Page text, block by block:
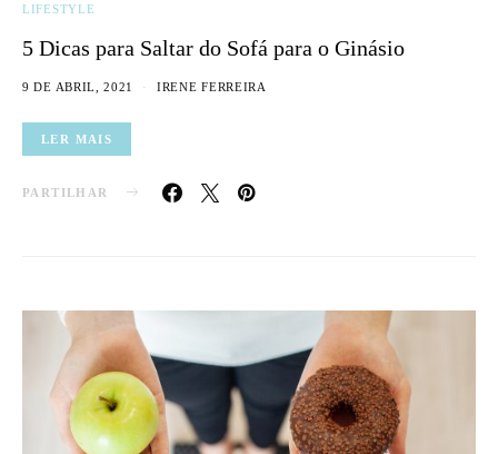
LIFESTYLE
5 Dicas para Saltar do Sofá para o Ginásio
9 DE ABRIL, 2021 IRENE FERREIRA
LER MAIS
PARTILHAR